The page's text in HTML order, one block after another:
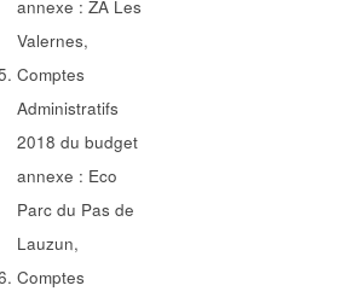
annexe : ZA Les
Valernes,
Comptes
Administratifs
2018 du budget
annexe : Eco
Parc du Pas de
Lauzun,
Comptes